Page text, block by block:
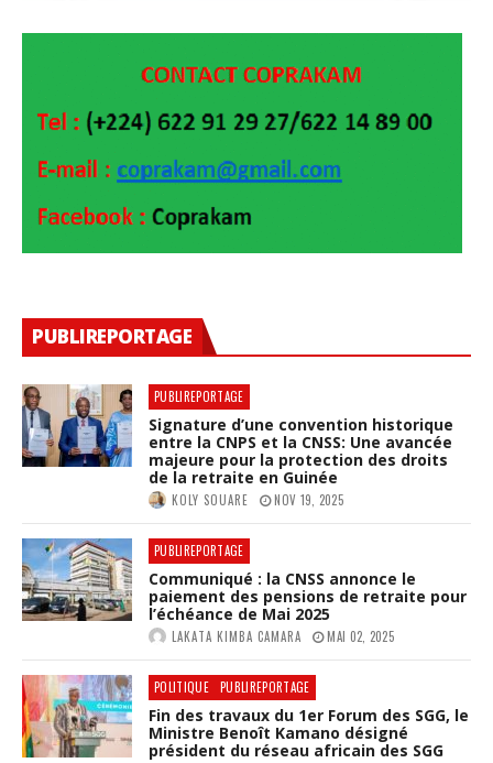
PUBLIREPORTAGE
PUBLIREPORTAGE
Signature d’une convention historique
entre la CNPS et la CNSS: Une avancée
majeure pour la protection des droits
de la retraite en Guinée
KOLY SOUARE NOV 19, 2025
PUBLIREPORTAGE
Communiqué : la CNSS annonce le
paiement des pensions de retraite pour
l’échéance de Mai 2025
LAKATA KIMBA CAMARA MAI 02, 2025
POLITIQUE PUBLIREPORTAGE
Fin des travaux du 1er Forum des SGG, le
Ministre Benoît Kamano désigné
président du réseau africain des SGG